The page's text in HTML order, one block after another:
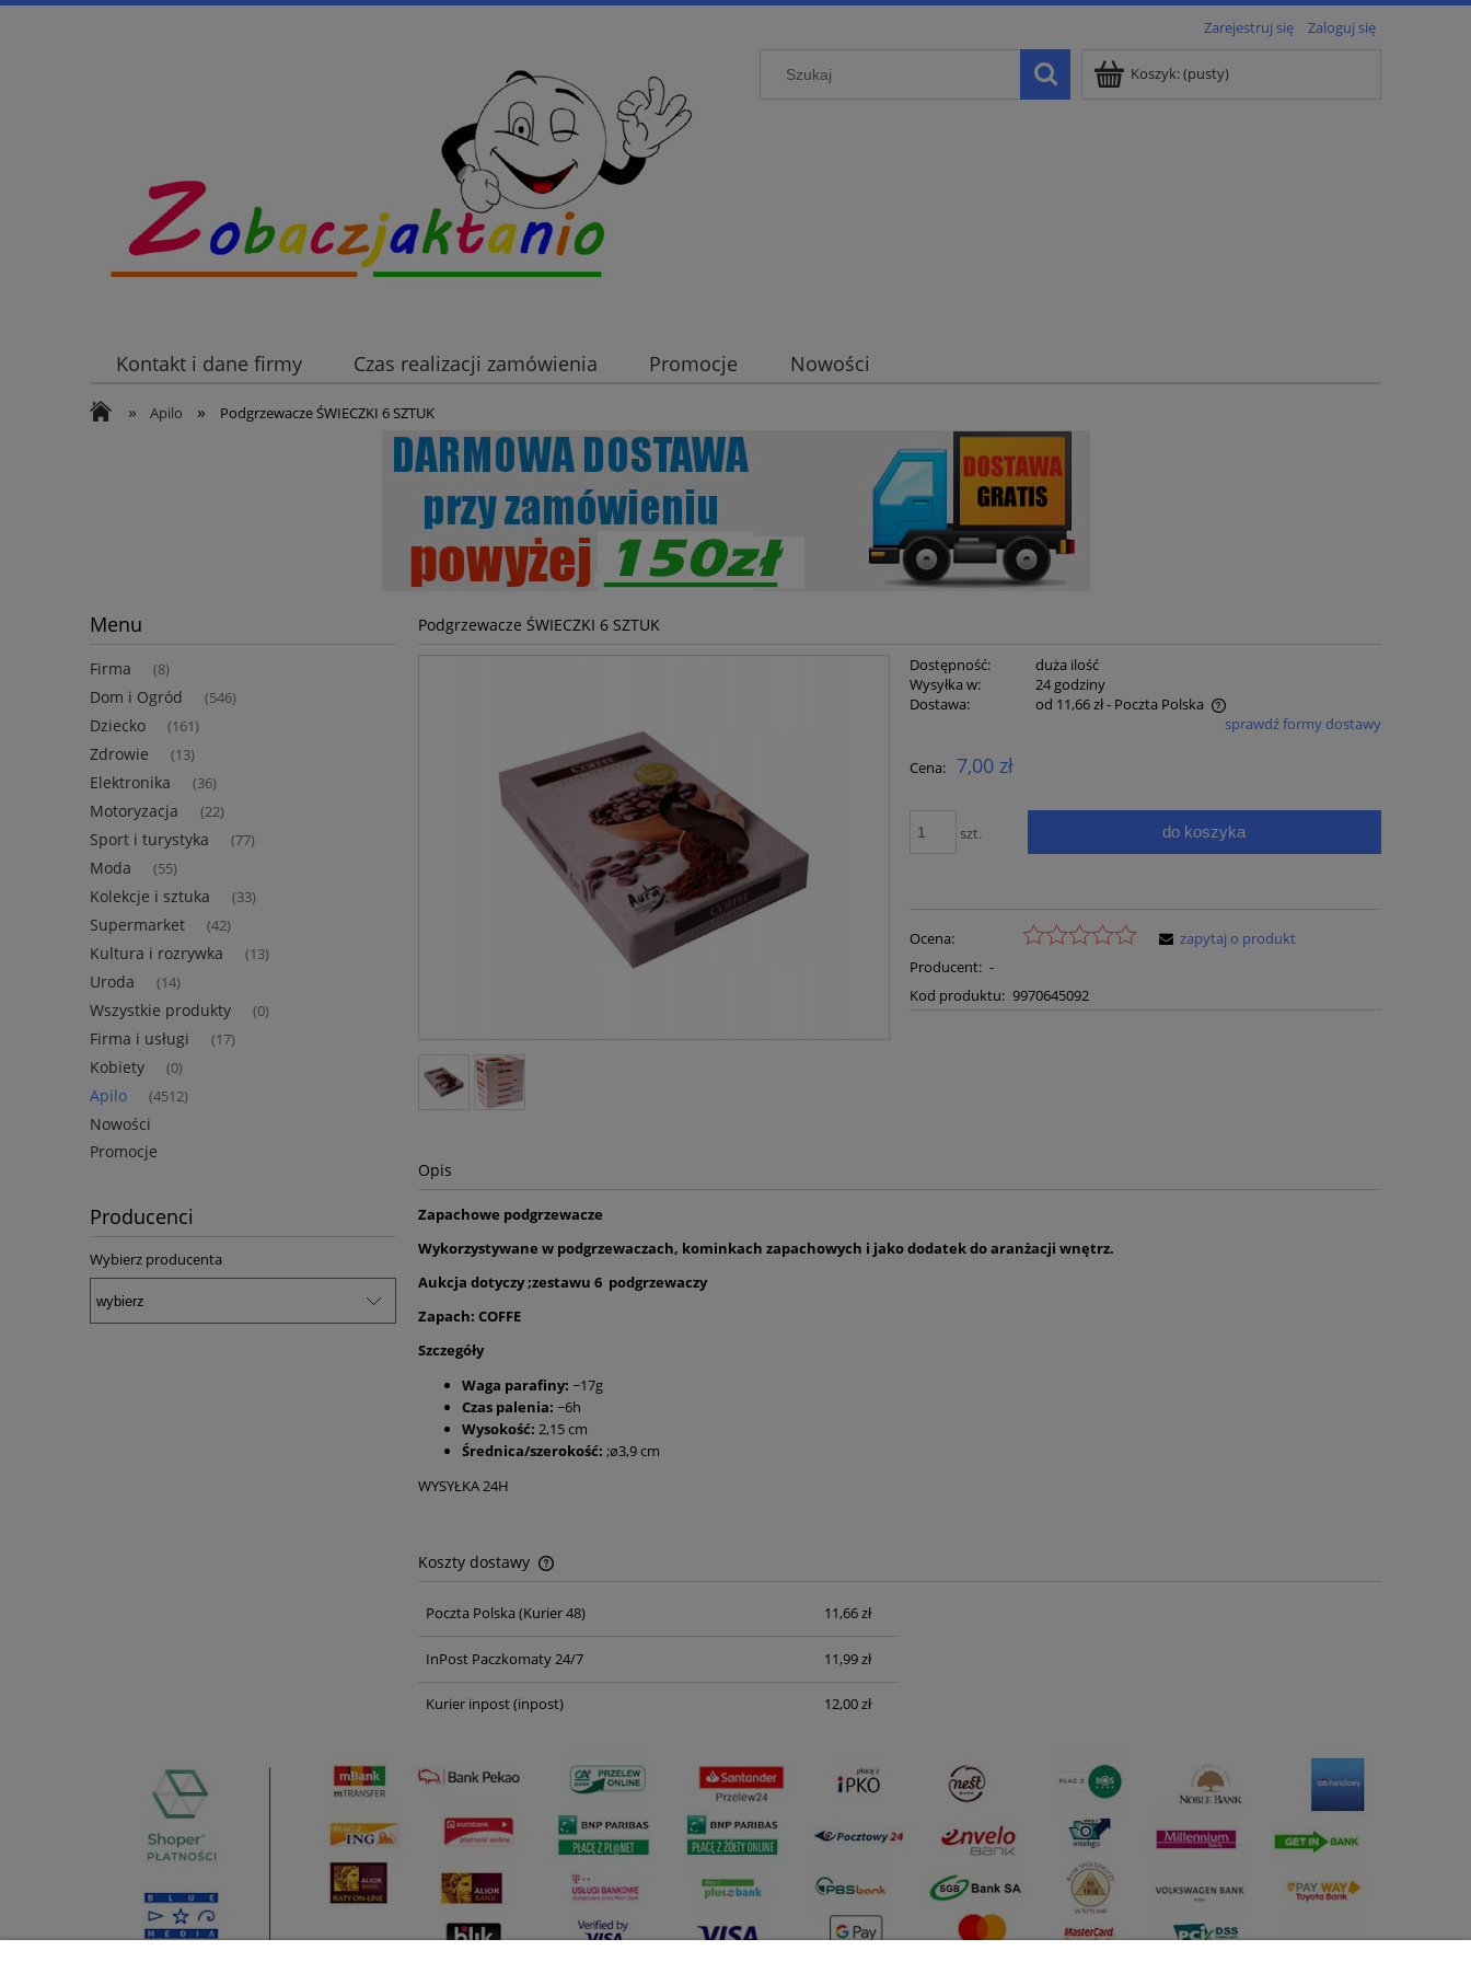
Zarejestruj się Zaloguj się
Koszyk:(pusty)
Kontakt i dane firmy Czas realizacji zamówienia Promocje Nowości
» Apilo » Podgrzewacze ŚWIECZKI 6 SZTUK
Menu
Firma (8)
Dom i Ogród (546)
Dziecko (161)
Zdrowie (13)
Elektronika (36)
Motoryzacja (22)
Sport i turystyka (77)
Moda (55)
Kolekcje i sztuka (33)
Supermarket (42)
Kultura i rozrywka (13)
Uroda (14)
Wszystkie produkty (0)
Firma i usługi (17)
Kobiety (0)
Apilo (4512)
Nowości
Promocje
Producenci
Wybierz producenta
Podgrzewacze ŚWIECZKI 6 SZTUK
Dostępność:
duża ilość
Wysyłka w:
24 godziny
Dostawa:
od 11,66 zł- Poczta Polska
płatności
sprawdź formy dostawy
Cena: 7,00 zł
szt. do koszyka
Ocena:
Producent: -
Kod produktu: 9970645092
zapytaj o produkt
Opis
Zapachowe podgrzewacze
Wykorzystywane w podgrzewaczach, kominkach zapachowych i jako dodatek do aranżacji wnętrz.
Aukcja dotyczy ;zestawu 6 podgrzewaczy
Zapach: COFFE
Szczegóły
Waga parafiny: ~17g
Czas palenia: ~6h
Wysokość: 2,15 cm
Średnica/szerokość: ;ø3,9 cm
WYSYŁKA 24H
Koszty dostawy
Cena nie zawiera ewentualnych kosztów
Poczta Polska (Kurier 48) 11,66 zł
InPost Paczkomaty 24/7 11,99 zł
Kurier inpost(inpost) 12,00 zł